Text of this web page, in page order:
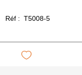
Réf : T5008-5